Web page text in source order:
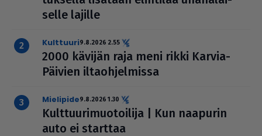
selle lajille
kulttuuri9.8.2026 2.55
2000 kävijän raja meni rikki Karvia-
Päivien ilta­oh­jel­missa
mielipide9.8.2026 1.30
Kult­tuu­ri­muo­toi­lija | Kun naapurin
auto ei starttaa